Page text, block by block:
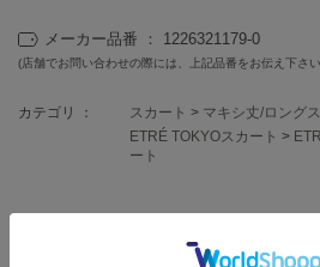
メーカー品番 ： 1226321179-0
(店舗でお問い合わせの際には、上記品番をお伝え下さ
カテゴリ ： スカート> マキシ丈/ロング
ETRÉ TOKYOスカート>
ート
レビュー投稿で全員に30ポイ